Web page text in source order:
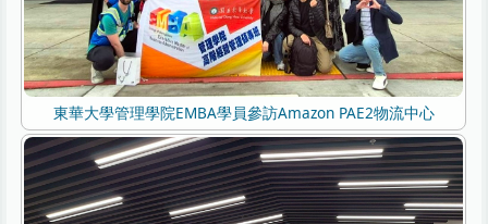
東華大學管理學院EMBA學員參訪Amazon PAE2物流中心